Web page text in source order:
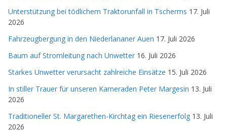
Unterstützung bei tödlichem Traktorunfall in Tscherms 17. Juli
2026
Fahrzeugbergung in den Niederlananer Auen 17. Juli 2026
Baum auf Stromleitung nach Unwetter 16. Juli 2026
Starkes Unwetter verursacht zahlreiche Einsätze 15. Juli 2026
In stiller Trauer für unseren Kameraden Peter Margesin 13. Juli
2026
Traditioneller St. Margarethen-Kirchtag ein Riesenerfolg 13. Juli
2026